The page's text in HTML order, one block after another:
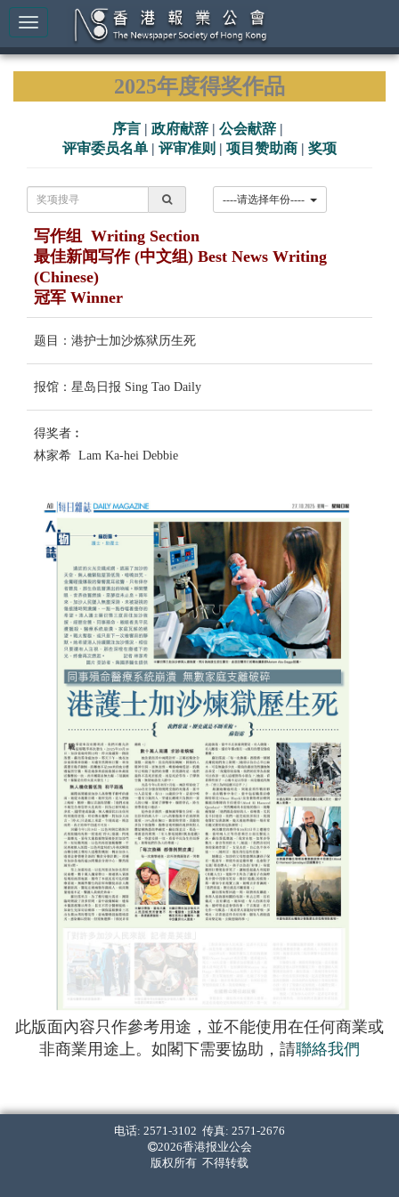
2025年度得奖作品
序言 | 政府献辞 | 公会献辞 |
评审委员名单 | 评审准则 | 项目赞助商 | 奖项
写作组 Writing Section
最佳新闻写作 (中文组) Best News Writing
(Chinese)
冠军 Winner
题目：港护士加沙炼狱历生死
报馆：星岛日报 Sing Tao Daily
得奖者︰
林家希 Lam Ka-hei Debbie
此版面內容只作參考用途，並不能使用在任何商業或
非商業用途上。如閣下需要協助，請聯絡我們
电话: 2571-3102 传真: 2571-2676
2026香港报业公会
版权所有 不得转载